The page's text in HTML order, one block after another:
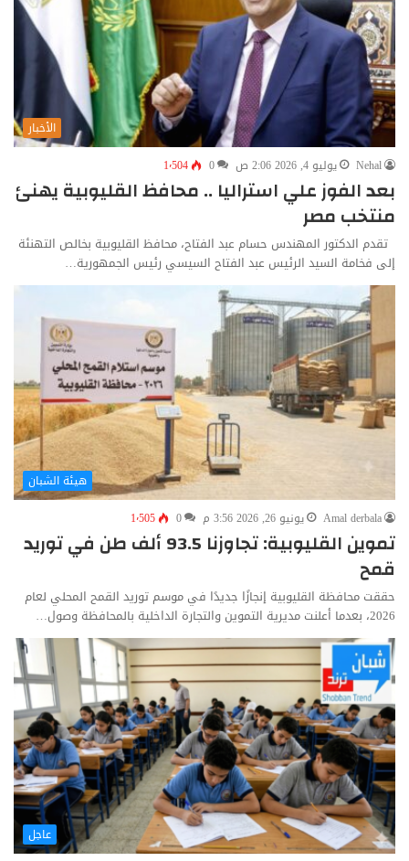
الأخبار
Nehal
يوليو 4, 2026 2:06 ص 0 1٬504
بعد الفوز علي استراليا .. محافظ القليوبية يهنئ
منتخب مصر
تقدم الدكتور المهندس حسام عبد الفتاح، محافظ القليوبية بخالص التهنئة
إلى فخامة السيد الرئيس عبد الفتاح السيسي رئيس الجمهورية…
هيئة الشبان
Amal derbala
يونيو 26, 2026 3:56 م 0 1٬505
تموين القليوبية: تجاوزنا 93.5 ألف طن في توريد
قمح
حققت محافظة القليوبية إنجازًا جديدًا في موسم توريد القمح المحلي لعام
2026، بعدما أعلنت مديرية التموين والتجارة الداخلية بالمحافظة وصول…
عاجل